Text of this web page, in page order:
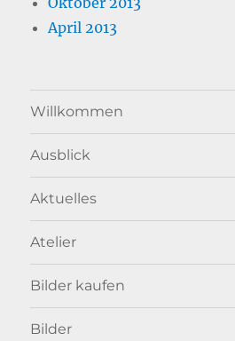
April 2013
Willkommen
Ausblick
Aktuelles
Atelier
Bilder kaufen
Bilder